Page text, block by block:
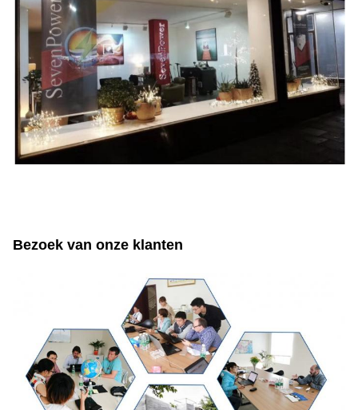
Bezoek van onze klanten